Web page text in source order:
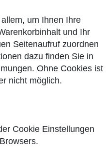
um Ihnen Ihre
und Ihr
Seitenaufruf zuordnen
dazu finden Sie in
. Ohne Cookies ist
nicht möglich.
Cookie Einstellungen